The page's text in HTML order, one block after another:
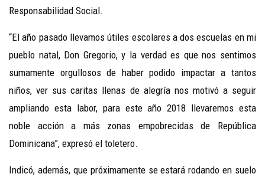
Responsabilidad Social.
“El año pasado llevamos útiles escolares a dos escuelas en mi
pueblo natal, Don Gregorio, y la verdad es que nos sentimos
sumamente orgullosos de haber podido impactar a tantos
niños, ver sus caritas llenas de alegría nos motivó a seguir
ampliando esta labor, para este año 2018 llevaremos esta
noble acción a más zonas empobrecidas de República
Dominicana”, expresó el toletero.
Indicó, además, que próximamente se estará rodando en suelo